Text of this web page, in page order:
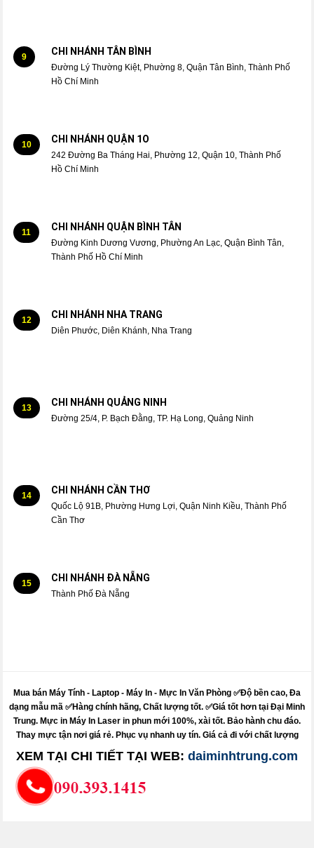
9 CHI NHÁNH TÂN BÌNH
Đường Lý Thường Kiệt, Phường 8, Quận Tân Bình, Thành Phố
Hồ Chí Minh
10 CHI NHÁNH QUẬN 1O
242 Đường Ba Tháng Hai, Phường 12, Quận 10, Thành Phố
Hồ Chí Minh
11 CHI NHÁNH QUẬN BÌNH TÂN
Đường Kinh Dương Vương, Phường An Lạc, Quận Bình Tân,
Thành Phố Hồ Chí Minh
12 CHI NHÁNH NHA TRANG
Diên Phước, Diên Khánh, Nha Trang
13 CHI NHÁNH QUẢNG NINH
Đường 25/4, P. Bạch Đằng, TP. Hạ Long, Quảng Ninh
14 CHI NHÁNH CẦN THƠ
Quốc Lộ 91B, Phường Hưng Lợi, Quận Ninh Kiều, Thành Phố
Cần Thơ
15 CHI NHÁNH ĐÀ NẴNG
Thành Phố Đà Nẵng
Mua bán Máy Tính - Laptop - Máy In - Mực In Văn Phòng ✅Độ bền cao, Đa
dạng mẫu mã ✅Hàng chính hãng, Chất lượng tốt. ✅Giá tốt hơn tại Đại Minh
Trung. Mực in Máy In Laser in phun mới 100%, xài tốt. Bảo hành chu đáo.
Thay mựctận nơi giá rẻ. Phục vụ nhanh uy tín. Giá cả đi với chất lượng
XEM TẠI CHI TIẾT TẠI WEB: daiminhtrung.com